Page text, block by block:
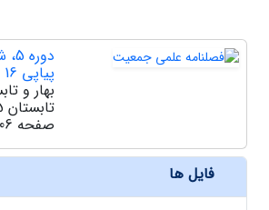
پیاپی 16
بهار و
تابستان 1375
صفحه
فایل ها